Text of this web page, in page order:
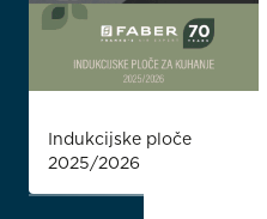
Indukcijske ploče
2025/2026